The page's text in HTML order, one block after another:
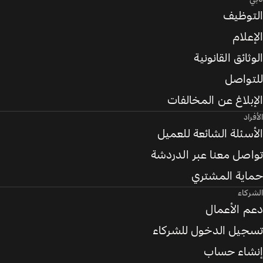
التوظيف
الإعلام
الوثائق القانونية
للتواصل
الإبلاغ عن المخالفات
الأفراد
الأسئلة الشائعة للعميل
تواصل معنا عبر الدردشة
حماية المشتري
الشركاء
دعم الأعمال
تسجيل الدخول للشركاء
إنشاء حساب